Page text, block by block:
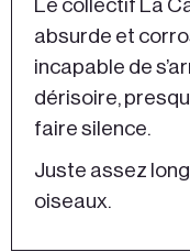
Le collectif La
absurde et
incapable de
dérisoire,
faire silence.
Juste assez
oiseaux.